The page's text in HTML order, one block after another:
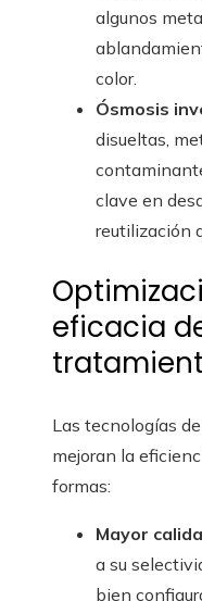
algunos
color.
Ósmosis
disueltas,
clave en
reutilización
eficacia
Las tecnologías
mejoran la
formas:
Mayor
a su
bien